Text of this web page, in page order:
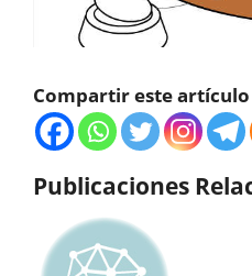
Compartir este artículo
Publicaciones